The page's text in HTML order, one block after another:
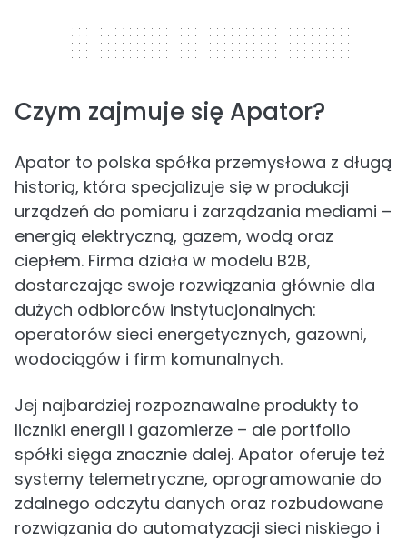
320 x 50
Czym zajmuje się Apator?
Apator to polska spółka przemysłowa z długą
historią, która specjalizuje się w produkcji
urządzeń do pomiaru i zarządzania mediami –
energią elektryczną, gazem, wodą oraz
ciepłem. Firma działa w modelu B2B,
dostarczając swoje rozwiązania głównie dla
dużych odbiorców instytucjonalnych:
operatorów sieci energetycznych, gazowni,
wodociągów i firm komunalnych.
Jej najbardziej rozpoznawalne produkty to
liczniki energii i gazomierze – ale portfolio
spółki sięga znacznie dalej. Apator oferuje też
systemy telemetryczne, oprogramowanie do
zdalnego odczytu danych oraz rozbudowane
rozwiązania do automatyzacji sieci niskiego i